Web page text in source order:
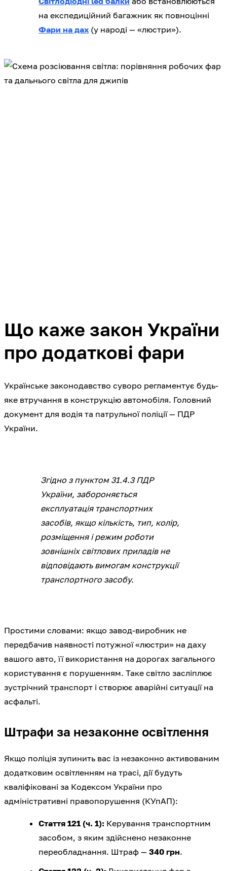
на експедиційний багажник як повноцінні
Фари на дах (у народі — «люстри»).
Що каже закон України
про додаткові фари
Українське законодавство суворо регламентує будь-
яке втручання в конструкцію автомобіля. Головний
документ для водія та патрульної поліції — ПДР
України.
Згідно з пунктом 31.4.3 ПДР
України, забороняється
експлуатація транспортних
засобів, якщо кількість, тип, колір,
розміщення і режим роботи
зовнішніх світлових приладів не
відповідають вимогам конструкції
транспортного засобу.
Простими словами: якщо завод-виробник не
передбачив наявності потужної «люстри» на даху
вашого авто, її використання на дорогах загального
користування є порушенням. Таке світло засліплює
зустрічний транспорт і створює аварійні ситуації на
асфальті.
Штрафи за незаконне освітлення
Якщо поліція зупинить вас із незаконно активованим
додатковим освітленням на трасі, дії будуть
кваліфіковані за Кодексом України про
адміністративні правопорушення (КУпАП):
Стаття 121 (ч. 1): Керування транспортним
засобом, з яким здійснено незаконне
переобладнання. Штраф — 340 грн.